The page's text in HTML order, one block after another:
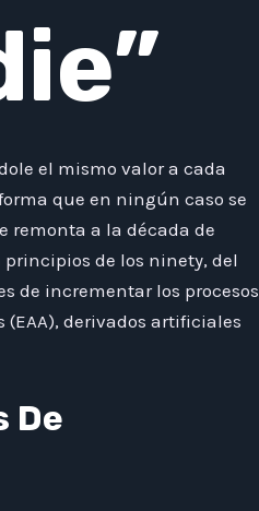
el mismo valor a cada
que en ningún caso se
remonta a la década de
de los ninety, del
de incrementar los procesos
derivados artificiales
De